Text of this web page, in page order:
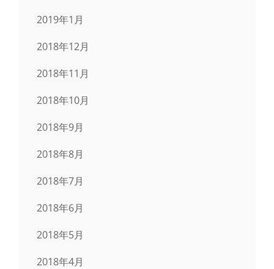
2019年1月
2018年12月
2018年11月
2018年10月
2018年9月
2018年8月
2018年7月
2018年6月
2018年5月
2018年4月